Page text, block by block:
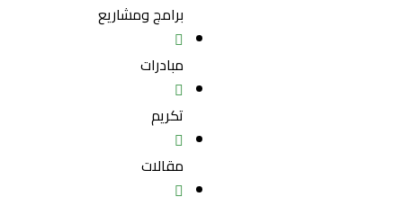
برامج ومشاريع
مبادرات
تكريم
مقالات